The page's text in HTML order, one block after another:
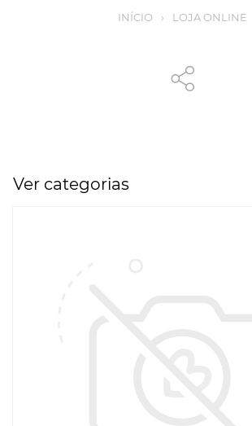
INÍCIO › LOJA ONLINE
Ver categorias